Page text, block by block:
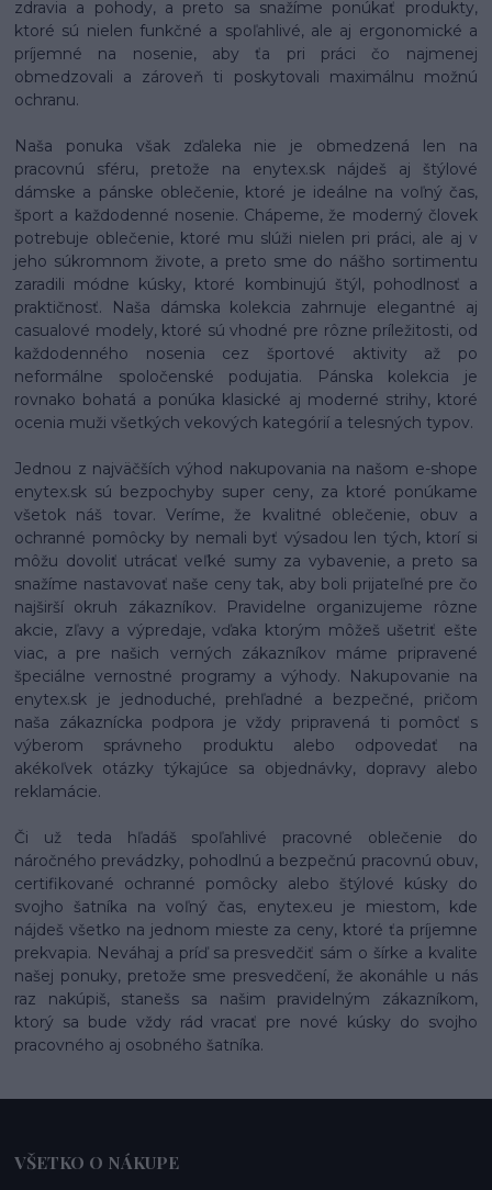
zdravia a pohody, a preto sa snažíme ponúkať produkty,
ktoré sú nielen funkčné a spoľahlivé, ale aj ergonomické a
príjemné na nosenie, aby ťa pri práci čo najmenej
obmedzovali a zároveň ti poskytovali maximálnu možnú
ochranu.
Naša ponuka však zďaleka nie je obmedzená len na
pracovnú sféru, pretože na enytex.sk nájdeš aj štýlové
dámske a pánske oblečenie, ktoré je ideálne na voľný čas,
šport a každodenné nosenie. Chápeme, že moderný človek
potrebuje oblečenie, ktoré mu slúži nielen pri práci, ale aj v
jeho súkromnom živote, a preto sme do nášho sortimentu
zaradili módne kúsky, ktoré kombinujú štýl, pohodlnosť a
praktičnosť. Naša dámska kolekcia zahrnuje elegantné aj
casualové modely, ktoré sú vhodné pre rôzne príležitosti, od
každodenného nosenia cez športové aktivity až po
neformálne spoločenské podujatia. Pánska kolekcia je
rovnako bohatá a ponúka klasické aj moderné strihy, ktoré
ocenia muži všetkých vekových kategórií a telesných typov.
Jednou z najväčších výhod nakupovania na našom e-shope
enytex.sk sú bezpochyby super ceny, za ktoré ponúkame
všetok náš tovar. Veríme, že kvalitné oblečenie, obuv a
ochranné pomôcky by nemali byť výsadou len tých, ktorí si
môžu dovoliť utrácať veľké sumy za vybavenie, a preto sa
snažíme nastavovať naše ceny tak, aby boli prijateľné pre čo
najširší okruh zákazníkov. Pravidelne organizujeme rôzne
akcie, zľavy a výpredaje, vďaka ktorým môžeš ušetriť ešte
viac, a pre našich verných zákazníkov máme pripravené
špeciálne vernostné programy a výhody. Nakupovanie na
enytex.sk je jednoduché, prehľadné a bezpečné, pričom
naša zákaznícka podpora je vždy pripravená ti pomôcť s
výberom správneho produktu alebo odpovedať na
akékoľvek otázky týkajúce sa objednávky, dopravy alebo
reklamácie.
Či už teda hľadáš spoľahlivé pracovné oblečenie do
náročného prevádzky, pohodlnú a bezpečnú pracovnú obuv,
certifikované ochranné pomôcky alebo štýlové kúsky do
svojho šatníka na voľný čas, enytex.eu je miestom, kde
nájdeš všetko na jednom mieste za ceny, ktoré ťa príjemne
prekvapia. Neváhaj a príď sa presvedčiť sám o šírke a kvalite
našej ponuky, pretože sme presvedčení, že akonáhle u nás
raz nakúpiš, stanešs sa našim pravidelným zákazníkom,
ktorý sa bude vždy rád vracať pre nové kúsky do svojho
pracovného aj osobného šatníka.
VŠETKO O NÁKUPE